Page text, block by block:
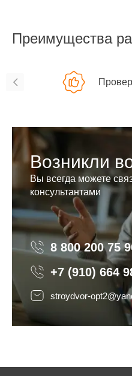
Преимущества
Возникли
Вы всегда можете
консультантами
8 800 200 75
+7 (910) 664
stroydvor-